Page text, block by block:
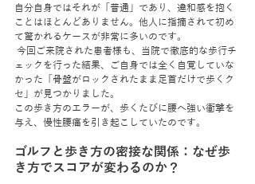
自分自身ではそれが「普通」であり、違和感を抱く
ことはほとんどありません。他人に指摘されて初め
て驚かれるケースが非常に多いのです。
ェックを行った結果、ご自身では全く自覚していな
かった「骨盤がロックされたまま足首だけで歩くク
セ」が見つかりました。
この歩き方のエラーが、歩くたびに腰へ強い衝撃を
与え、慢性腰痛を引き起こしていたのです。
ゴルフと歩き方の密接な関係：なぜ歩
き方でスコアが変わるのか？